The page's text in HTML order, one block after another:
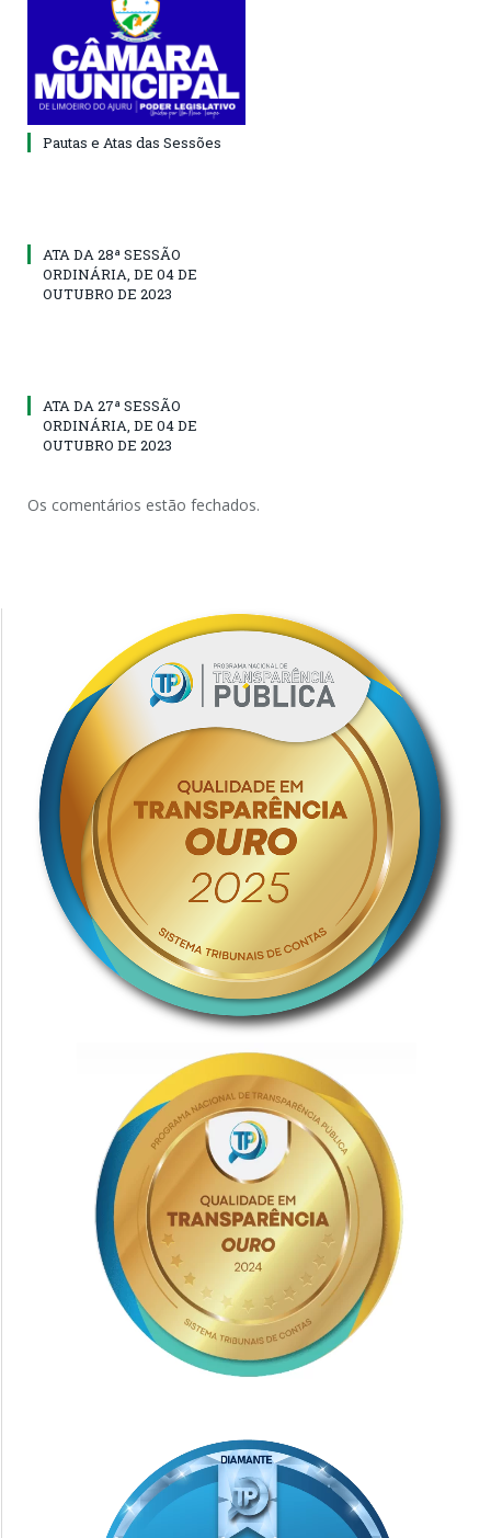
Pautas e Atas das Sessões
ATA DA 28ª SESSÃO
ORDINÁRIA, DE 04 DE
OUTUBRO DE 2023
ATA DA 27ª SESSÃO
ORDINÁRIA, DE 04 DE
OUTUBRO DE 2023
Os comentários estão fechados.